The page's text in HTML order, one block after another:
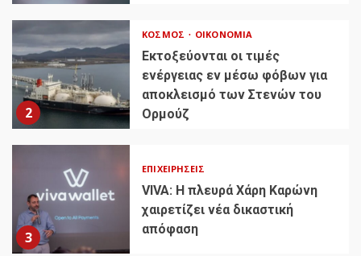
2
ΚΌΣΜΟΣ ΟΙΚΟΝΟΜΊΑ
Εκτοξεύονται οι τιμές
ενέργειας εν μέσω φόβων για
αποκλεισμό των Στενών του
Ορμούζ
3
ΕΠΙΧΕΙΡΉΣΕΙΣ
VIVA: Η πλευρά Χάρη Καρώνη
χαιρετίζει νέα δικαστική
απόφαση